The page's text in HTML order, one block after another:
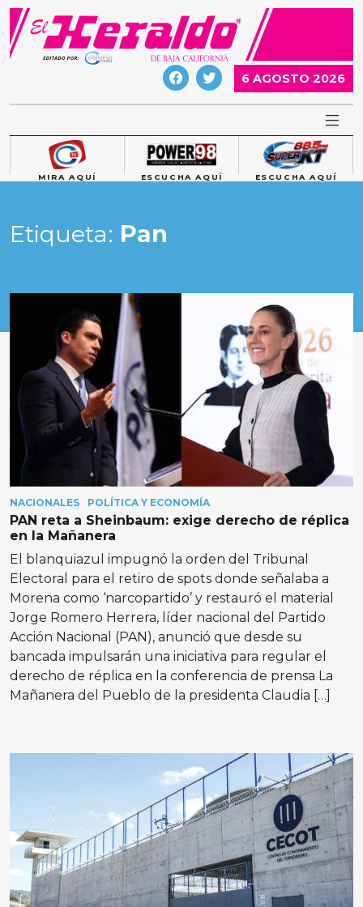
Skip
content
6 AGOSTO 2026
MIRA AQUÍ ESCUCHA AQUÍ ESCUCHA AQUÍ
Etiqueta: Pan
NACIONALES POLÍTICA Y ECONOMÍA
PAN reta a Sheinbaum: exige derecho de réplica
en la Mañanera
El blanquiazul impugnó la orden del Tribunal
Electoral para el retiro de spots donde señalaba a
Morena como ‘narcopartido’ y restauró el material
Jorge Romero Herrera, líder nacional del Partido
Acción Nacional (PAN), anunció que desde su
bancada impulsarán una iniciativa para regular el
derecho de réplica en la conferencia de prensa La
Mañanera del Pueblo de la presidenta Claudia […]